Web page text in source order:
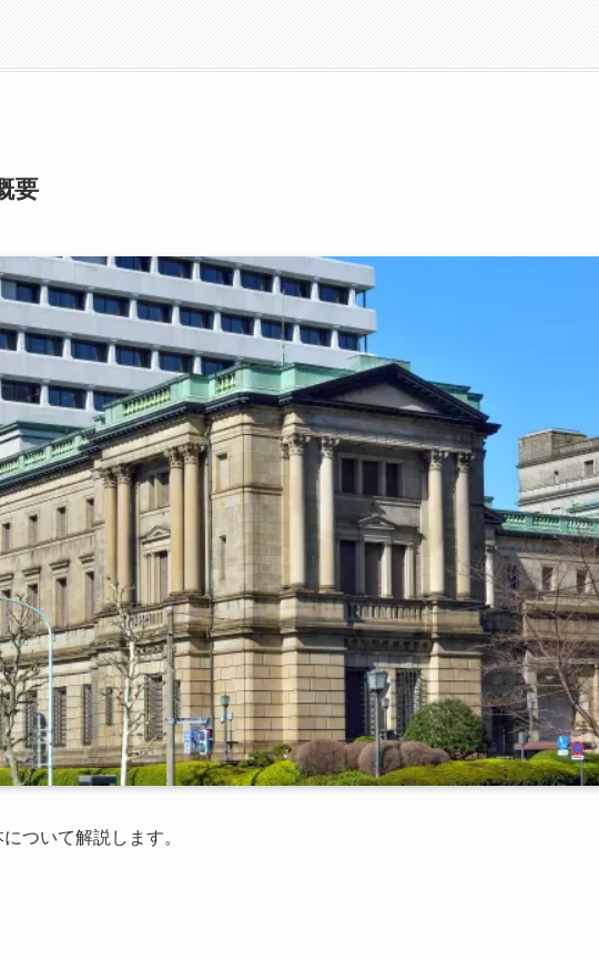
要
ついて解説します。